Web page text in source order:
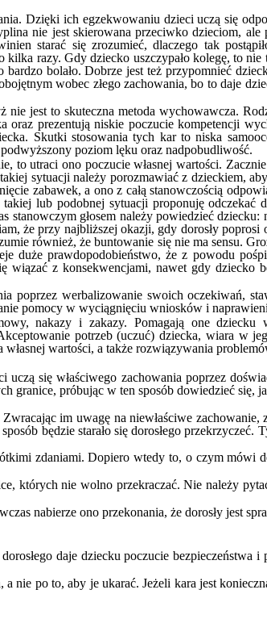
Dzięki ich egzekwowaniu dzieci uczą się
nie jest skierowana przeciwko dzieciom, ale
starać się zrozumieć, dlaczego tak
kilka razy. Gdy dziecko uszczypało kolegę, to nie
bolało. Dobrze jest też przypomnieć
wobec złego zachowania, bo to daje
nie jest to skuteczna metoda wychowawcza.
oraz prezentują niskie poczucie kompetencji
Skutki stosowania tych kar to niska
poziom lęku oraz nadpobudliwość.
to utraci ono poczucie własnej wartości.
sytuacji należy porozmawiać z dzieckiem,
zabawek, a ono z całą stanowczością
lub podobnej sytuacji proponuję odczekać
stanowczym głosem należy powiedzieć
że przy najbliższej okazji, gdy dorosły poprosi
również, że buntowanie się nie ma sensu.
duże prawdopodobieństwo, że z powodu
wiązać z konsekwencjami, nawet gdy dziecko
poprzez werbalizowanie swoich oczekiwań,
pomocy w wyciągnięciu wniosków i
nakazy i zakazy. Pomagają one dziecku
potrzeb (uczuć) dziecka, wiara w
wartości, a także rozwiązywania
się właściwego zachowania poprzez
granice, próbując w ten sposób dowiedzieć się,
im uwagę na niewłaściwe zachowanie,
będzie starało się dorosłego przekrzyczeć.
zdaniami. Dopiero wtedy to, o czym mówi
których nie wolno przekraczać. Nie należy
nabierze ono przekonania, że dorosły jest
daje dziecku poczucie bezpieczeństwa i
nie po to, aby je ukarać. Jeżeli kara jest